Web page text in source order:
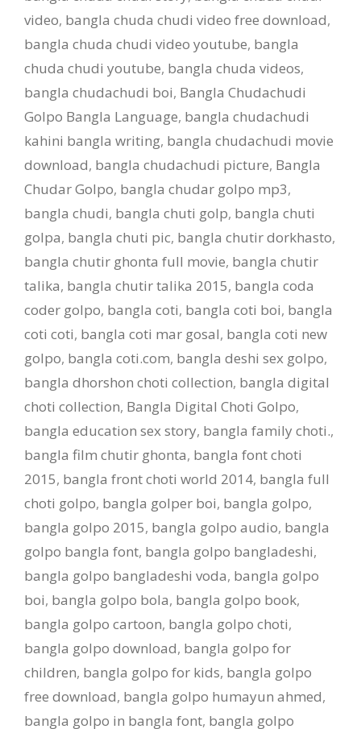
video, bangla chuda chudi video free download,
bangla chuda chudi video youtube, bangla
chuda chudi youtube, bangla chuda videos,
bangla chudachudi boi, Bangla Chudachudi
Golpo Bangla Language, bangla chudachudi
kahini bangla writing, bangla chudachudi movie
download, bangla chudachudi picture, Bangla
Chudar Golpo, bangla chudar golpo mp3,
bangla chudi, bangla chuti golp, bangla chuti
golpa, bangla chuti pic, bangla chutir dorkhasto,
bangla chutir ghonta full movie, bangla chutir
talika, bangla chutir talika 2015, bangla coda
coder golpo, bangla coti, bangla coti boi, bangla
coti coti, bangla coti mar gosal, bangla coti new
golpo, bangla coti.com, bangla deshi sex golpo,
bangla dhorshon choti collection, bangla digital
choti collection, Bangla Digital Choti Golpo,
bangla education sex story, bangla family choti.,
bangla film chutir ghonta, bangla font choti
2015, bangla front choti world 2014, bangla full
choti golpo, bangla golper boi, bangla golpo,
bangla golpo 2015, bangla golpo audio, bangla
golpo bangla font, bangla golpo bangladeshi,
bangla golpo bangladeshi voda, bangla golpo
boi, bangla golpo bola, bangla golpo book,
bangla golpo cartoon, bangla golpo choti,
bangla golpo download, bangla golpo for
children, bangla golpo for kids, bangla golpo
free download, bangla golpo humayun ahmed,
bangla golpo in bangla font, bangla golpo